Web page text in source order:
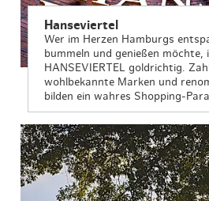
Hanseviertel
Wer im Herzen Hamburgs
bummeln und genießen möchte,
HANSEVIERTEL goldrichtig.
wohlbekannte Marken und
bilden ein wahres Shopping-